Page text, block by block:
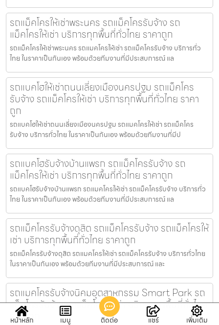
รถแม็คโครให้เช่าพระนคร รถแม็คโครรับจ้าง รถ
แม็คโครให้เช่า บริการทุกพื้นที่ทั่วไทย ราคาถูก
รถแม็คโครให้เช่าพระนคร รถแมคโครให้เช่า รถแม็คโครรับจ้าง บริการทั่ว
ไทย ในราคาเป็นกันเอง พร้อมด้วยทีมงานที่มีประสบการณ์ แล
รถแบคโฮให้เช่าถนนเลี่ยงเมืองนครปฐม รถแม็คโคร
รับจ้าง รถแม็คโครให้เช่า บริการทุกพื้นที่ทั่วไทย ราคา
ถูก
รถแบคโฮให้เช่าถนนเลี่ยงเมืองนครปฐม รถแมคโครให้เช่า รถแม็คโคร
รับจ้าง บริการทั่วไทย ในราคาเป็นกันเอง พร้อมด้วยทีมงานที่มีป
รถแบคโฮรับจ้างบ้านแพรก รถแม็คโครรับจ้าง รถ
แม็คโครให้เช่า บริการทุกพื้นที่ทั่วไทย ราคาถูก
รถแบคโฮรับจ้างบ้านแพรก รถแมคโครให้เช่า รถแม็คโครรับจ้าง บริการทั่ว
ไทย ในราคาเป็นกันเอง พร้อมด้วยทีมงานที่มีประสบการณ์ แล
รถแม็คโครรับจ้างดุสิต รถแม็คโครรับจ้าง รถแม็คโครให้
เช่า บริการทุกพื้นที่ทั่วไทย ราคาถูก
รถแม็คโครรับจ้างดุสิต รถแมคโครให้เช่า รถแม็คโครรับจ้าง บริการทั่วไทย
ในราคาเป็นกันเอง พร้อมด้วยทีมงานที่มีประสบการณ์ และ
รถแมคโครรับจ้างนิคมอุตสาหกรรม Smart Park รถ
แม็คโครรับจ้าง รถแม็คโครให้เช่า บริการทุกพื้นที่ทั่วไทย
ราคาถูก
หน้าหลัก เมนู ติดต่อ แชร์ เพิ่มเติม